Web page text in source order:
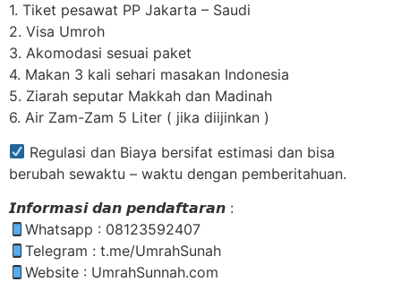
1. Tiket pesawat PP Jakarta – Saudi
2. Visa Umroh
3. Akomodasi sesuai paket
4. Makan 3 kali sehari masakan Indonesia
5. Ziarah seputar Makkah dan Madinah
6. Air Zam-Zam 5 Liter ( jika diijinkan )
Regulasi dan Biaya bersifat estimasi dan bisa
berubah sewaktu – waktu dengan pemberitahuan.
𝙄𝙣𝙛𝙤𝙧𝙢𝙖𝙨𝙞 𝙙𝙖𝙣 𝙥𝙚𝙣𝙙𝙖𝙛𝙩𝙖𝙧𝙖𝙣 :
Whatsapp : 08123592407
Telegram : t.me/UmrahSunah
Website : UmrahSunnah.com